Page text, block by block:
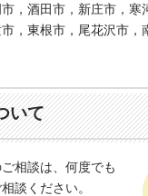
，酒田市，新庄市，寒
，東根市，尾花沢市，
いて
相談は、何度でも
談ください。